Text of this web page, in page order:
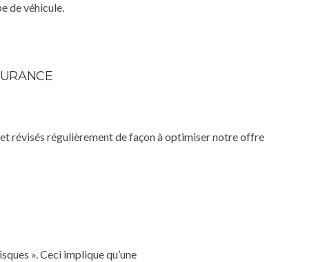
de véhicule.
révisés régulièrement de façon à optimiser notre offre
». Ceci implique qu’une